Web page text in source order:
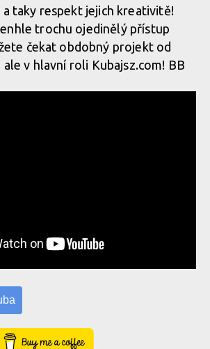
taky respekt jejich kreativitě!
trochu ojedinělý přístup
čekat obdobný projekt od
v hlavní roli Kubajsz.com! BB
Buy Me a Coffee